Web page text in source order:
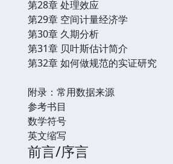
第28章 处理效应
第29章 空间计量经济学
第30章 久期分析
第31章 贝叶斯估计简介
第32章 如何做规范的实证研究
附录：常用数据来源
参考书目
数学符号
英文缩写
前言/序言